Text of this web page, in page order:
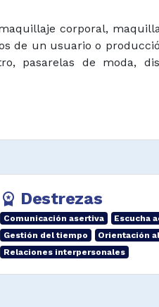
corporal,
de un usuario o
pasarelas de moda,
workspace_premium Destrezas
Comunicación asertiva Escucha
Gestión del tiempo
Orientación
Relaciones interpersonales